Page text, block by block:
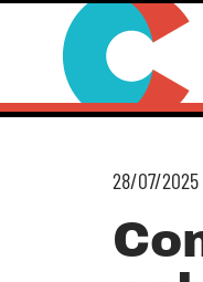
28/07/2025